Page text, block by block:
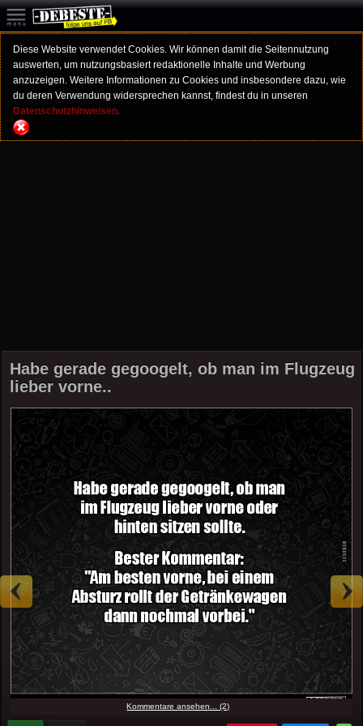
Diese Website verwendet Cookies. Wir können damit die Seitennutzung
auswerten, um nutzungsbasiert redaktionelle Inhalte und Werbung
anzuzeigen. Weitere Informationen zu Cookies und insbesondere dazu, wie
du deren Verwendung widersprechen kannst, findest du in unseren
Datenschutzhinweisen.
Habe gerade gegoogelt, ob man im Flugzeug
lieber vorne..
Kommentare ansehen... (2)